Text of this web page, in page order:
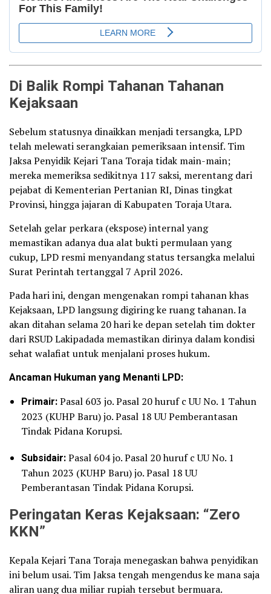
Di Balik Rompi Tahanan Tahanan
Kejaksaan
Sebelum statusnya dinaikkan menjadi tersangka, LPD
telah melewati serangkaian pemeriksaan intensif. Tim
Jaksa Penyidik Kejari Tana Toraja tidak main-main;
mereka memeriksa sedikitnya 117 saksi, merentang dari
pejabat di Kementerian Pertanian RI, Dinas tingkat
Provinsi, hingga jajaran di Kabupaten Toraja Utara.
Setelah gelar perkara (ekspose) internal yang
memastikan adanya dua alat bukti permulaan yang
cukup, LPD resmi menyandang status tersangka melalui
Surat Perintah tertanggal 7 April 2026.
Pada hari ini, dengan mengenakan rompi tahanan khas
Kejaksaan, LPD langsung digiring ke ruang tahanan. Ia
akan ditahan selama 20 hari ke depan setelah tim dokter
dari RSUD Lakipadada memastikan dirinya dalam kondisi
sehat walafiat untuk menjalani proses hukum.
Ancaman Hukuman yang Menanti LPD:
Primair:Pasal 603 jo. Pasal 20 huruf c UU No. 1 Tahun
2023 (KUHP Baru) jo. Pasal 18 UU Pemberantasan
Tindak Pidana Korupsi.
Subsidair:Pasal 604 jo. Pasal 20 huruf c UU No. 1
Tahun 2023 (KUHP Baru) jo. Pasal 18 UU
Pemberantasan Tindak Pidana Korupsi.
Peringatan Keras Kejaksaan: “Zero
KKN”
Kepala Kejari Tana Toraja menegaskan bahwa penyidikan
ini belum usai. Tim Jaksa tengah mengendus ke mana saja
aliran uang dua miliar rupiah tersebut bermuara.